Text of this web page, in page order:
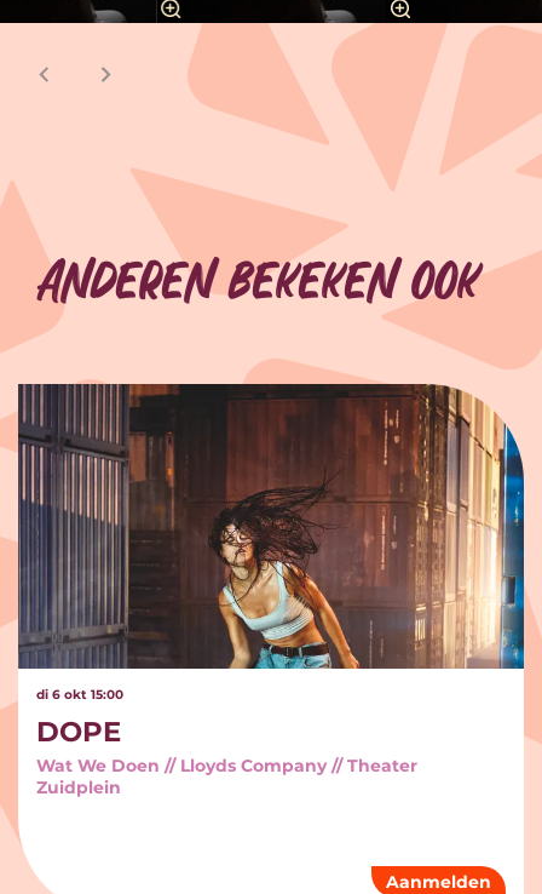
Anderen bekeken ook
DOPE
Wat We Doen // Lloyds Company // Theater
Zuidplein
di 6 okt 15:00
Aanmelden